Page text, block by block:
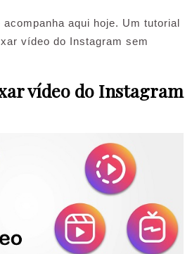
aqui hoje. Um tutorial
vídeo do Instagram sem
vídeo do Instagram